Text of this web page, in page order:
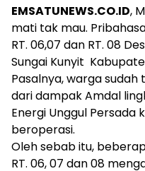
EMSATUNEWS.CO.ID,
mati tak mau.
RT. 06,07 dan RT. 08
Sungai Kunyit
Pasalnya, warga
dari dampak Amdal
Energi Unggul Persada
beroperasi.
Oleh sebab itu,
RT. 06, 07 dan 08